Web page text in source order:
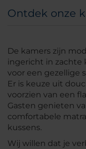
Ontdek onze
De kamers zijn
ingericht in zachte
voor een gezellige
Er is keuze uit
voorzien van een
Gasten genieten
comfortabele
kussens.
Wij willen dat je